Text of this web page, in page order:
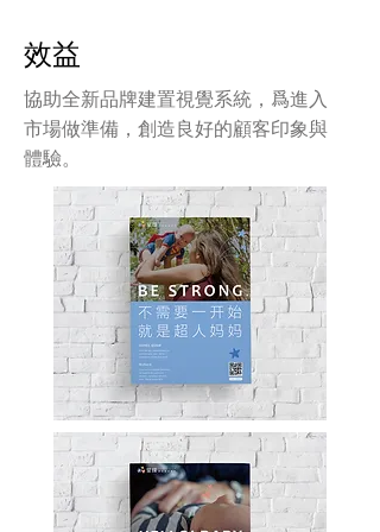
效益
協助全新品牌建置視覺系統，爲進入
市場做準備，創造良好的顧客印象與
體驗。